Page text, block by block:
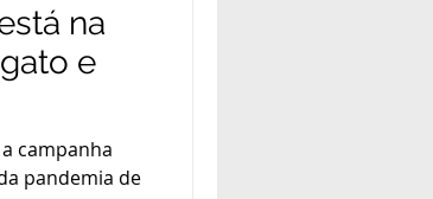
na
e
campanha
pandemia de